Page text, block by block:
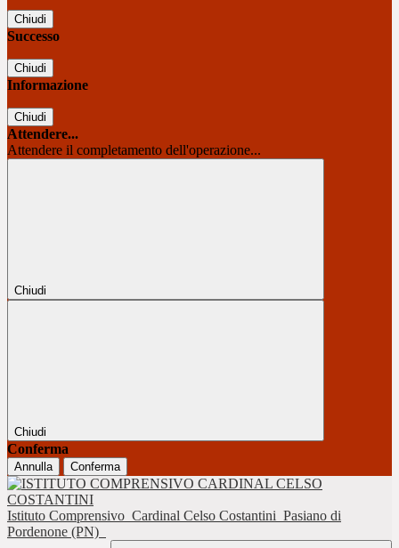
Chiudi
Successo
Chiudi
Informazione
Chiudi
Attendere...
Attendere il completamento dell'operazione...
Chiudi
Chiudi
Conferma
Annulla Conferma
Istituto Comprensivo Cardinal Celso Costantini Pasiano di
Pordenone (PN)